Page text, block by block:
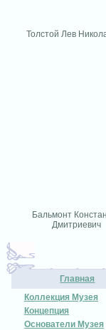
Толстой Лев
Бальмонт
Дмитриевич
Главная
Коллекция Музея
Концепция
Основатели Музея